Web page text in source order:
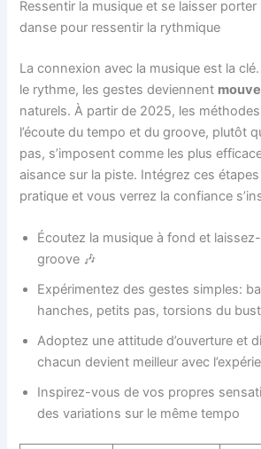
Ressentir la musique et se laisser
danse pour ressentir la rythmique
La connexion avec la musique est la
le rythme, les gestes deviennent
naturels. À partir de 2025, les
l’écoute du tempo et du groove, plutôt
pas, s’imposent comme les plus
aisance sur la piste. Intégrez ces
pratique et vous verrez la confiance
Écoutez la musique à fond et
groove 🎶
Expérimentez des gestes simples:
hanches, petits pas, torsions du
Adoptez une attitude d’ouverture et
chacun devient meilleur avec
Inspirez-vous de vos propres
des variations sur le même tempo